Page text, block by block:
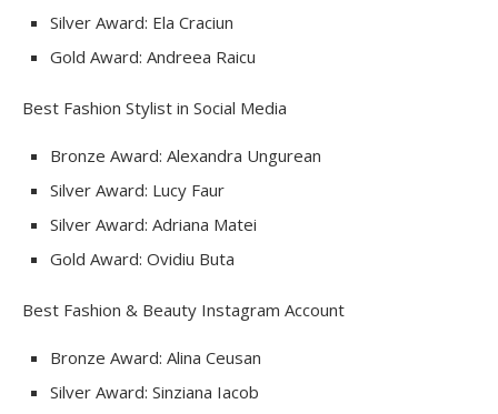
Silver Award: Ela Craciun
Gold Award: Andreea Raicu
Best Fashion Stylist in Social Media
Bronze Award: Alexandra Ungurean
Silver Award: Lucy Faur
Silver Award: Adriana Matei
Gold Award: Ovidiu Buta
Best Fashion & Beauty Instagram Account
Bronze Award: Alina Ceusan
Silver Award: Sinziana Iacob